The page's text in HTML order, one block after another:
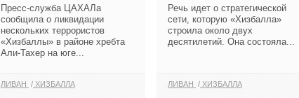
Пресс-служба ЦАХАЛа
сообщила о ликвидации
нескольких террористов
«Хизбаллы» в районе хребта
Али-Тахер на юге...
ЛИВАН ХИЗБАЛЛА
Речь идет о стратегической
сети, которую «Хизбалла»
строила около двух
десятилетий. Она состояла...
ЛИВАН ХИЗБАЛЛА